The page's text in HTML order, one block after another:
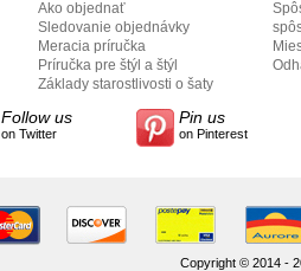
Ako objednať
Sledovanie objednávky
Meracia príručka
Príručka pre štýl a štýl
Základy starostlivosti o šaty
Follow us
on Twitter
Pin us
on Pinterest
Copyright © 2014 -